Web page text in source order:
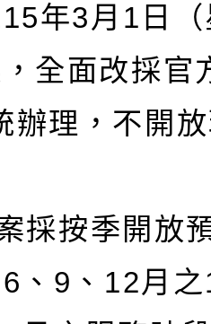
年3月1日
，全面改採官
辦理，不開
按季開放
6、9、12月